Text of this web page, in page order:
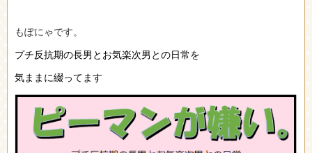
もぽにゃです。
プチ反抗期の長男と お気楽次男との日常を
気まま に綴ってます